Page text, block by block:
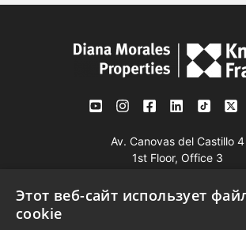
Av. Canovas del Castillo 4
1st Floor, Office 3
Посмотреть на карте
Этот веб-сайт использует
cookie